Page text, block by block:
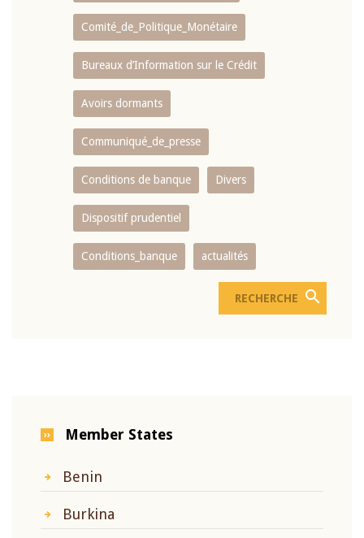
Comité_de_Politique_Monétaire
Bureaux d’Information sur le Crédit
Avoirs dormants
Communiqué_de_presse
Conditions de banque Divers
Dispositif prudentiel
Conditions_banque actualités
Member States
Benin
Burkina